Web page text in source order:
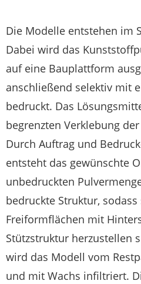
Die Modelle entstehen im
Dabei wird das
auf eine Bauplattform
anschließend selektiv mit
bedruckt. Das
begrenzten Verklebung
Durch Auftrag und
entsteht das gewünschte
unbedruckten
bedruckte Struktur,
Freiformflächen mit
Stützstruktur herzustellen
wird das Modell vom
und mit Wachs infiltriert.